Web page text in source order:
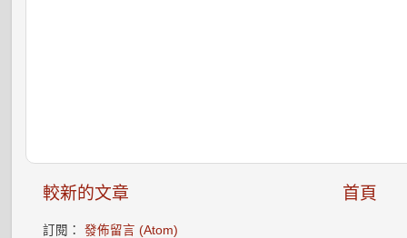
較新的文章 首頁
訂閱：發佈留言 (Atom)